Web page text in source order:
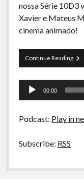
Especiais
Preliminares
nossa Série 10D3
Xavier e Mateus
cinema animado!
Continue Reading
de
–
Tocador
00:00
Podcast: Play in
Subscribe: RSS